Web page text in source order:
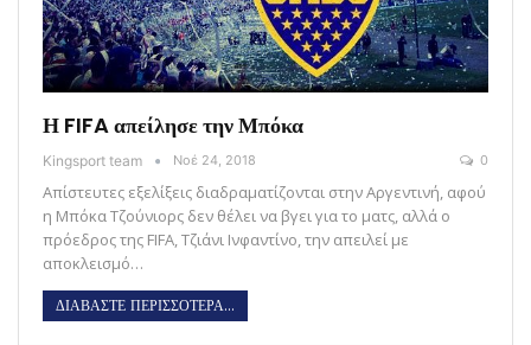
Η FIFA απείλησε την Μπόκα
Kingsport team Νοέ 24, 2018 0
Απίστευτες εξελίξεις διαδραματίζονται στην Αργεντινή, αφού
η Μπόκα Τζούνιορς δεν θέλει να βγει για το ματς, αλλά ο
πρόεδρος της FIFA, Τζιάνι Ινφαντίνο, την απειλεί με
αποκλεισμό…
ΔΙΑΒΑΣΤΕ ΠΕΡΙΣΣΟΤΕΡΑ...